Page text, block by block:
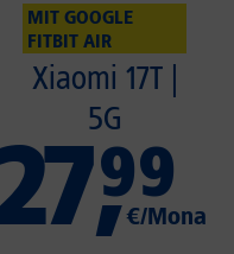
MIT GOOGLE
FITBIT AIR
Xiaomi 17T |
5G
,
99
€/Monat